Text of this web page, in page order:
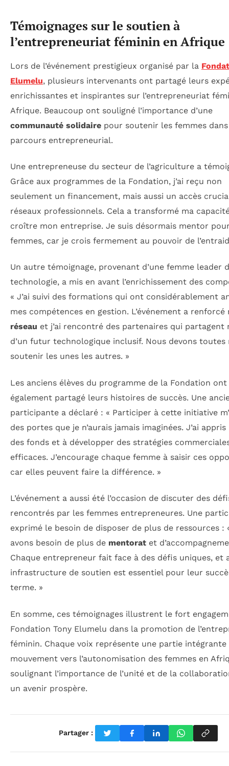
Témoignages sur le soutien à
l’entrepreneuriat féminin en Afrique
Lors de l’événement prestigieux organisé par la
Elumelu, plusieurs intervenants ont partagé leurs
enrichissantes et inspirantes sur l’entrepreneuriat
Afrique. Beaucoup ont souligné l’importance d’une
communauté solidaire pour soutenir les femmes
parcours entrepreneurial.
Une entrepreneuse du secteur de l’agriculture a
Grâce aux programmes de la Fondation, j’ai reçu non
seulement un financement, mais aussi un accès
réseaux professionnels. Cela a transformé ma
croître mon entreprise. Je suis désormais mentor
femmes, car je crois fermement au pouvoir de
Un autre témoignage, provenant d’une femme leader
technologie, a mis en avant l’enrichissement des
« J’ai suivi des formations qui ont considérablement
mes compétences en gestion. L’événement a renforcé
réseau et j’ai rencontré des partenaires qui partagent
d’un futur technologique inclusif. Nous devons toutes
soutenir les unes les autres. »
Les anciens élèves du programme de la Fondation ont
également partagé leurs histoires de succès. Une
participante a déclaré : « Participer à cette initiative
des portes que je n’aurais jamais imaginées. J’ai
des fonds et à développer des stratégies
efficaces. J’encourage chaque femme à saisir ces
car elles peuvent faire la différence. »
L’événement a aussi été l’occasion de discuter des
rencontrés par les femmes entrepreneures. Une
exprimé le besoin de disposer de plus de ressources :
avons besoin de plus de mentorat et
Chaque entrepreneur fait face à des défis uniques, et
infrastructure de soutien est essentiel pour leur
terme. »
En somme, ces témoignages illustrent le fort
Fondation Tony Elumelu dans la promotion de
féminin. Chaque voix représente une partie intégrante
mouvement vers l’autonomisation des femmes en
soulignant l’importance de l’unité et de la
un avenir prospère.
Partager :